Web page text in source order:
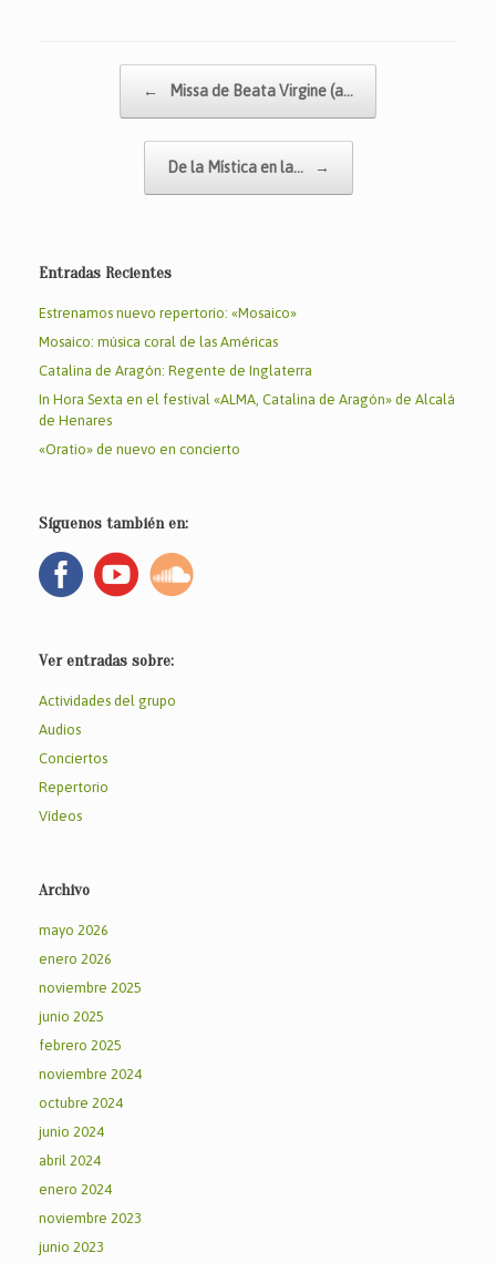
er s
A
p
p
l
p
ar
tir
← Missa de Beata Virgine (a…
De la Mística en la… →
Entradas Recientes
Estrenamos nuevo repertorio: «Mosaico»
Mosaico: música coral de las Américas
Catalina de Aragón: Regente de Inglaterra
In Hora Sexta en el festival «ALMA, Catalina de Aragón» de Alcalá
de Henares
«Oratio» de nuevo en concierto
Síguenos también en:
Ver entradas sobre:
Actividades del grupo
Audios
Conciertos
Repertorio
Vídeos
Archivo
mayo 2026
enero 2026
noviembre 2025
junio 2025
febrero 2025
noviembre 2024
octubre 2024
junio 2024
abril 2024
enero 2024
noviembre 2023
junio 2023